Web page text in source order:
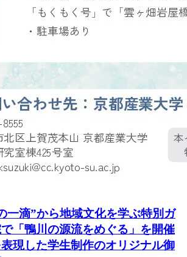
一滴”から地域文化を学ぶ特別ガ
「鴨川の源流をめぐる」を開催
現した学生制作のオリジナル御